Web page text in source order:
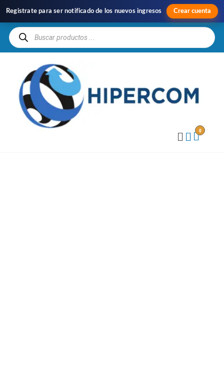
Registrate para ser notificado de los nuevos ingresos Crear cuenta
0